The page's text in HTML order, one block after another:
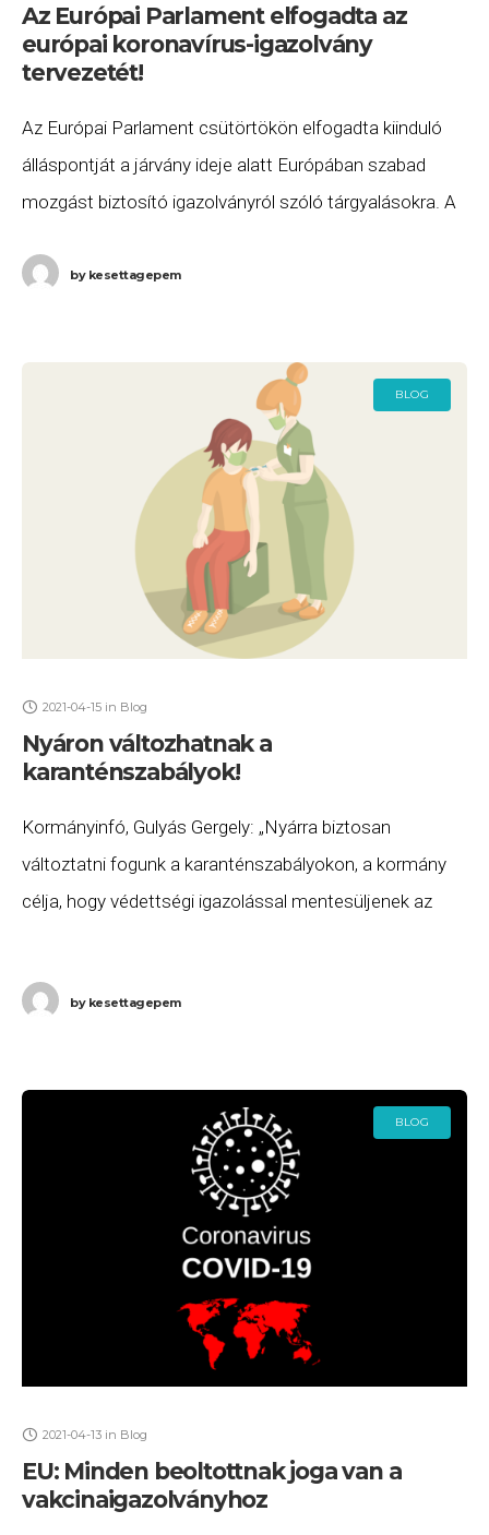
Az Európai Parlament elfogadta az
európai koronavírus-igazolvány
tervezetét!
Az Európai Parlament csütörtökön elfogadta kiinduló
álláspontját a járvány ideje alatt Európában szabad
mozgást biztosító igazolványról szóló tárgyalásokra. A
igazolványt COVID-19 elleni oltással és
bykesettagepem
BLOG
2021-04-15 in Blog
Nyáron változhatnak a
karanténszabályok!
Kormányinfó, Gulyás Gergely: „Nyárra biztosan
változtatni fogunk a karanténszabályokon, a kormány
célja, hogy védettségi igazolással mentesüljenek az
bykesettagepem
BLOG
2021-04-13 in Blog
EU: Minden beoltottnak joga van a
vakcinaigazolványhoz